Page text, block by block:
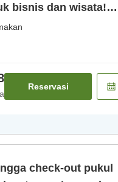
bisnis dan wisata!
Reservasi
check-out pukul